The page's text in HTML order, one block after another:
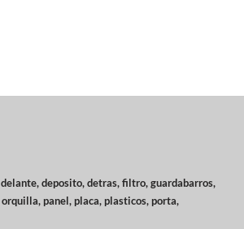
delante,deposito,detras,filtro,guardabarros,
orquilla,panel,placa,plasticos,porta,